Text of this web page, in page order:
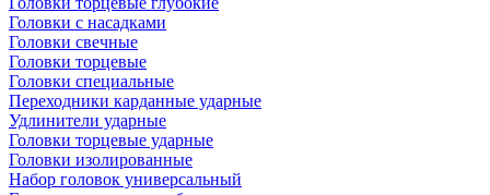
Головки с насадками
Головки свечные
Головки торцевые
Головки специальные
Переходники карданные ударные
Удлинители ударные
Головки торцевые ударные
Головки изолированные
Набор головок универсальный